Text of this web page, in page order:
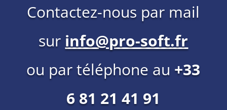
Contactez-nous par mail
sur info@pro-soft.fr
ou par téléphone au +33
6 81 21 41 91